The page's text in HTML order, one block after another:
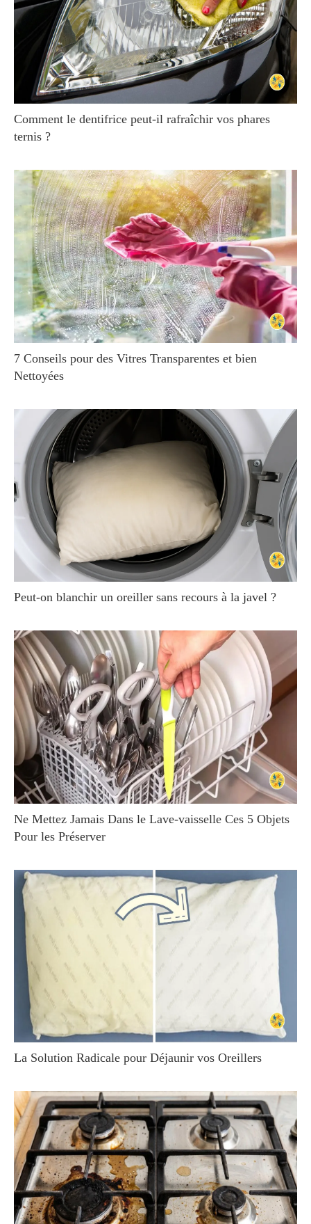
Comment le dentifrice peut-il rafraîchir vos phares
ternis ?
7 Conseils pour des Vitres Transparentes et bien
Nettoyées
Peut-on blanchir un oreiller sans recours à la javel ?
Ne Mettez Jamais Dans le Lave-vaisselle Ces 5 Objets
Pour les Préserver
La Solution Radicale pour Déjaunir vos Oreillers